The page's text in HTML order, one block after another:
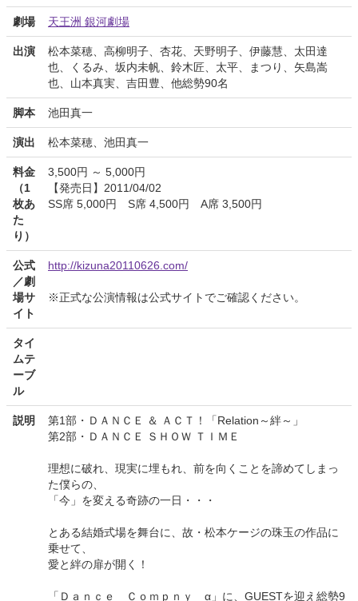
劇場 天王洲 銀河劇場
出演
松本菜穂、高柳明子、杏花、天野明子、伊藤慧、太田達
也、くるみ、坂内未帆、鈴木匠、太平、まつり、矢島嵩
也、山本真実、吉田豊、他総勢90名
脚本 池田真一
演出 松本菜穂、池田真一
料金
（1
枚あ
た
り）
3,500円 ～ 5,000円
【発売日】2011/04/02
SS席 5,000円 S席 4,500円 A席 3,500円
公式
／劇
場サ
イト
http://kizuna20110626.com/
※正式な公演情報は公式サイトでご確認ください。
タイ
ムテ
ーブ
ル
説明
第1部・ＤＡＮＣＥ ＆ ＡＣＴ！「Relation～絆～」
第2部・ＤＡＮＣＥ ＳＨＯＷ ＴＩＭＥ
理想に破れ、現実に埋もれ、前を向くことを諦めてしまっ
た僕らの、
「今」を変える奇跡の一日・・・
とある結婚式場を舞台に、故・松本ケージの珠玉の作品に
乗せて、
愛と絆の扉が開く！
「Ｄａｎｃｅ Ｃｏｍｐｎｙ α」に、GUESTを迎え総勢9